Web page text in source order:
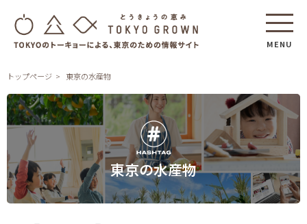
MENU
トップページ 東京の水産物
東京の水産物